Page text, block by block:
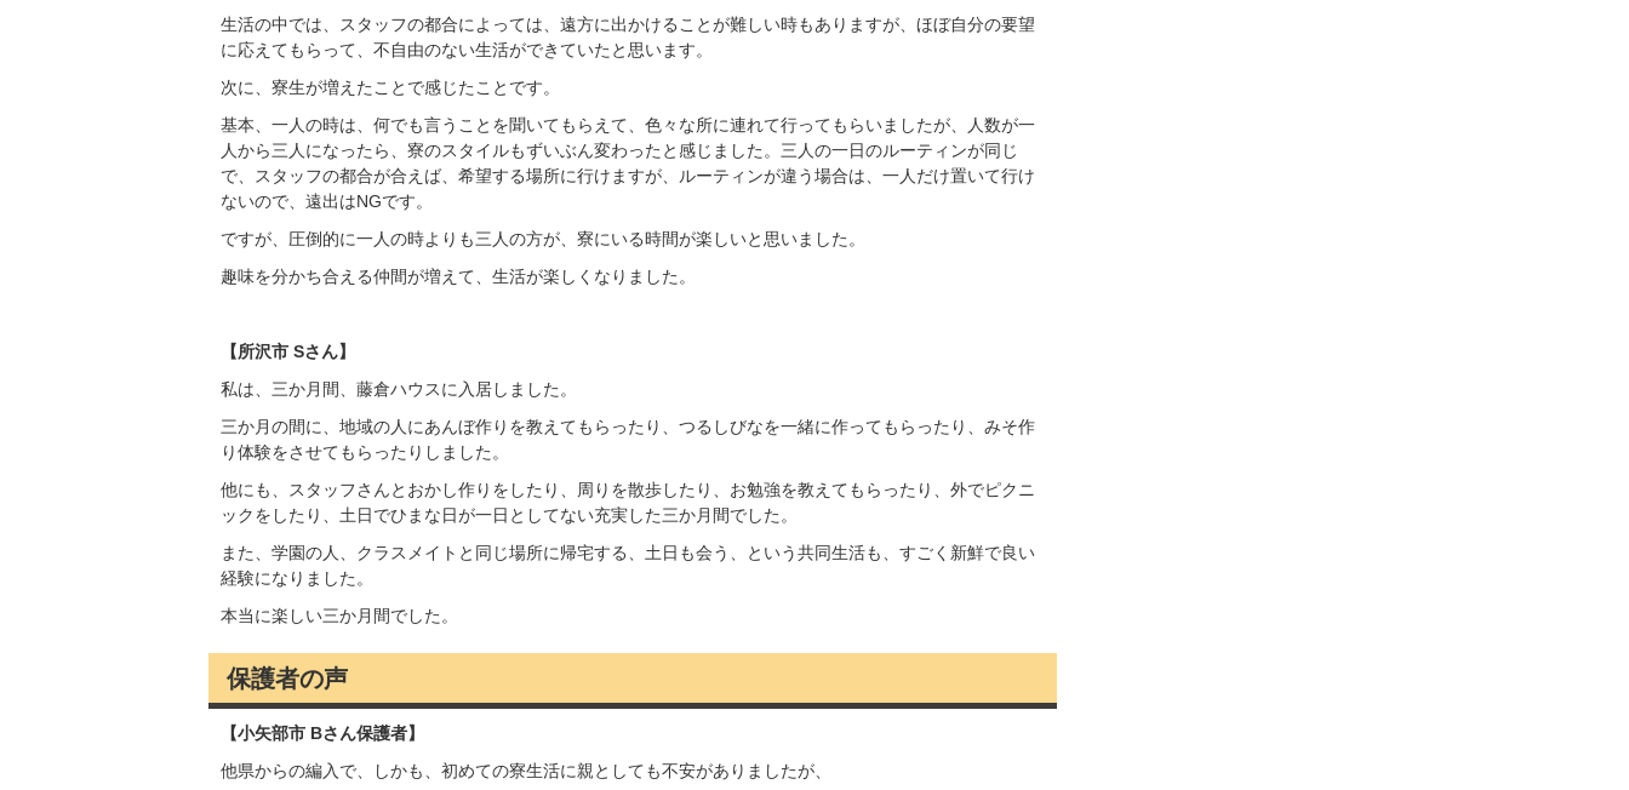
生活の中では、スタッフの都合によっては、遠方に出かけることが難しい時もありますが、ほぼ自分の要望
に応えてもらって、不自由のない生活ができていたと思います。
次に、寮生が増えたことで感じたことです。
基本、一人の時は、何でも言うことを聞いてもらえて、色々な所に連れて行ってもらいましたが、人数が一
人から三人になったら、寮のスタイルもずいぶん変わったと感じました。三人の一日のルーティンが同じ
で、スタッフの都合が合えば、希望する場所に行けますが、ルーティンが違う場合は、一人だけ置いて行け
ないので、遠出はNGです。
ですが、圧倒的に一人の時よりも三人の方が、寮にいる時間が楽しいと思いました。
趣味を分かち合える仲間が増えて、生活が楽しくなりました。
【所沢市 Sさん】
私は、三か月間、藤倉ハウスに入居しました。
三か月の間に、地域の人にあんぼ作りを教えてもらったり、つるしびなを一緒に作ってもらったり、みそ作
り体験をさせてもらったりしました。
他にも、スタッフさんとおかし作りをしたり、周りを散歩したり、お勉強を教えてもらったり、外でピクニ
ックをしたり、土日でひまな日が一日としてない充実した三か月間でした。
また、学園の人、クラスメイトと同じ場所に帰宅する、土日も会う、という共同生活も、すごく新鮮で良い
経験になりました。
本当に楽しい三か月間でした。
保護者の声
【小矢部市 Bさん保護者】
他県からの編入で、しかも、初めての寮生活に親としても不安がありましたが、